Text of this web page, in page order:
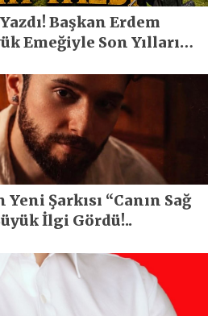
Başkan Erdem
Emeğiyle Son Yılların
Şarkısı “Canın Sağ
İlgi Gördü!..